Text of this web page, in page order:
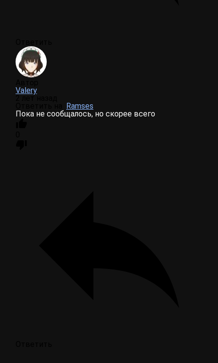
Valery
Ramses
Пока не сообщалось, но скорее всего